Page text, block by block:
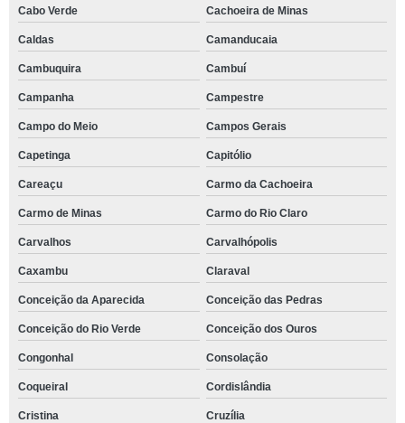
Cabo Verde Cachoeira de Minas
Caldas Camanducaia
Cambuquira Cambuí
Campanha Campestre
Campo do Meio Campos Gerais
Capetinga Capitólio
Careaçu Carmo da Cachoeira
Carmo de Minas Carmo do Rio Claro
Carvalhos Carvalhópolis
Caxambu Claraval
Conceição da Aparecida Conceição das Pedras
Conceição do Rio Verde Conceição dos Ouros
Congonhal Consolação
Coqueiral Cordislândia
Cristina Cruzília